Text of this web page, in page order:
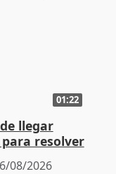
01:22
llegar
resolver
08/2026